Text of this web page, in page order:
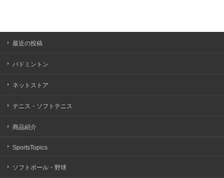
最近の投稿
バドミントン
ネットストア
テニス・ソフトテニス
商品紹介
SportsTopics
ソフトボール・野球